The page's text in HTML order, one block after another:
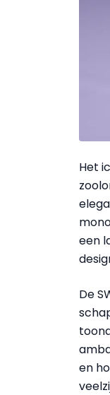
Het
een
De
en